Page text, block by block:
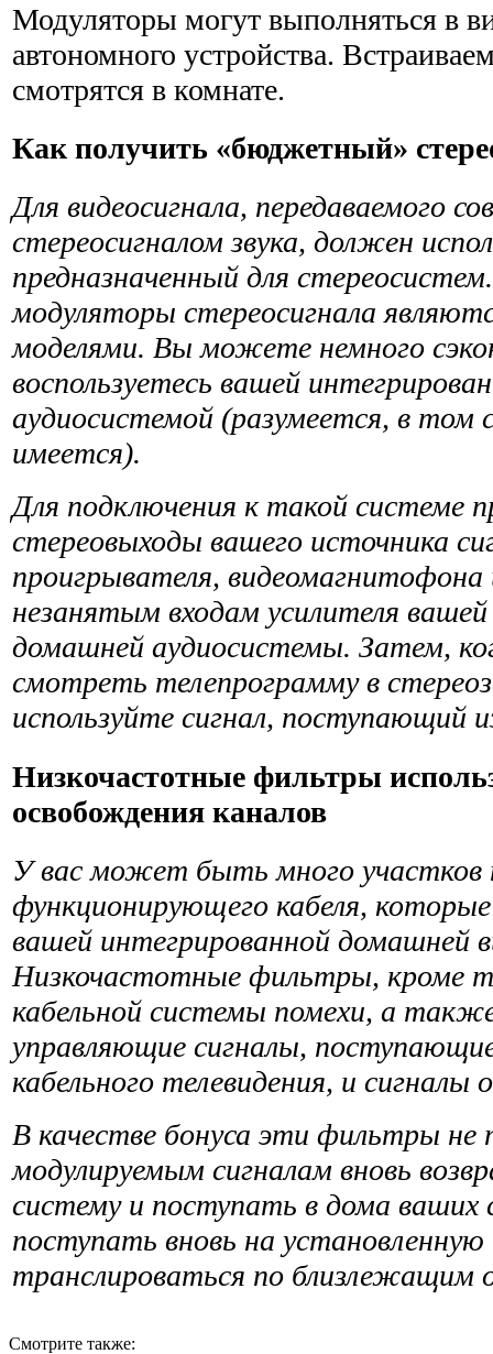
Модуляторы могут выполняться в
автономного устройства.
смотрятся в комнате.
Как получить «бюджетный»
Для видеосигнала, передаваемого
стереосигналом звука, должен
предназначенный для
модуляторы стереосигнала
моделями. Вы можете немного
воспользуетесь вашей
аудиосистемой (разумеется, в том
имеется).
Для подключения к такой системе
стереовыходы вашего источника
проигрывателя, видеомагнитофона
незанятым входам усилителя
домашней аудиосистемы. Затем,
смотреть теле­программу в
используйте сигнал, поступающий
Низкочастотные фильтры
освобождения каналов
У вас может быть много участков
функционирующего кабеля,
вашей интегрированной домашней
Низкочастотные фильтры, кроме
кабельной системы помехи, а
управляющие сигна­лы,
кабельного телевидения, и
В качестве бонуса эти фильтры
модулируемым сигналам вновь
систему и поступать в дома ваших
поступать вновь на
транслироваться по близлежащим
Смотрите также: